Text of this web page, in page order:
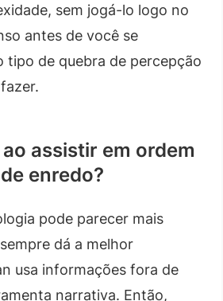
sem jogá-lo logo no
antes de você se
tipo de quebra de percepção
assistir em ordem
enredo?
pode parecer mais
dá a melhor
usa informações fora de
narrativa. Então,